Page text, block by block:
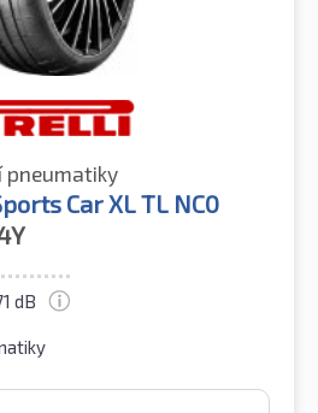
pneumatiky
Car XL TL NC0
dB